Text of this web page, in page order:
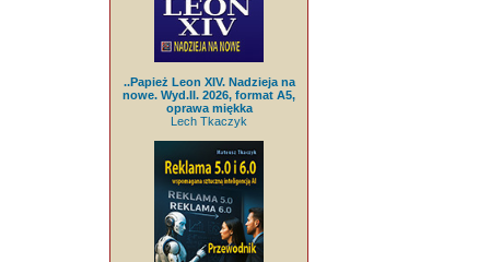
..Papież Leon XIV. Nadzieja na
nowe. Wyd.II. 2026, format A5,
oprawa miękka
Lech Tkaczyk